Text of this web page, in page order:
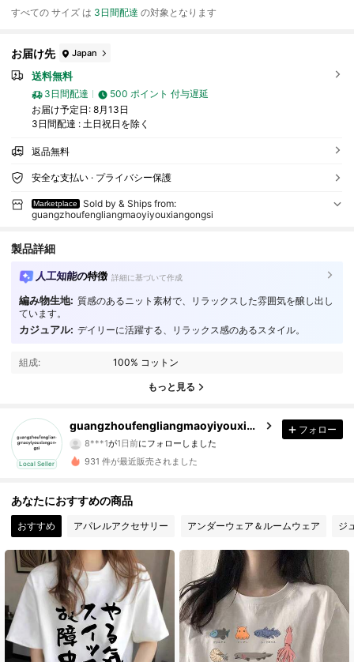
すべての サイズ は 3日間配達 の対象となります
お届け先 Japan
送料無料
3日間配達
500 ポイント 付与遅延
お届け予定日: 8月13日
3日間配達 : 土日祝日を除く
返品無料
安全な支払い · プライバシー保護
Marketplace
Sold by & Ships from:
guangzhoufengliangmaoyiyouxiangongsi
製品詳細
人工知能の特徴 詳細に基づいて作成
編み物生地: 質感のあるニット素材で、リラックスした雰囲気を醸し出し
ています。
カジュアル: デイリーに活躍する、リラックス感のあるスタイル。
組成: 100% コットン
もっと見る
Local Seller
guangzhoufengliangmaoyiyouxiangongsi
4.75 15 フォロワー
15 フォロワー
8***1が1日前にフォローしました
4.75
15 フォロワー
4.75 15 フォロワー
4.75 15 フォロワー
4.75 15 フォロワー
フォロー
931 件が最近販売されました
あなたにおすすめの商品
おすすめ アパレルアクセサリー アンダーウェア＆ルームウェア ジ